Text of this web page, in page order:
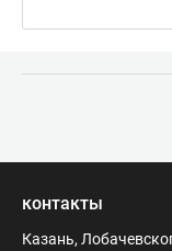
контакты
Казань,